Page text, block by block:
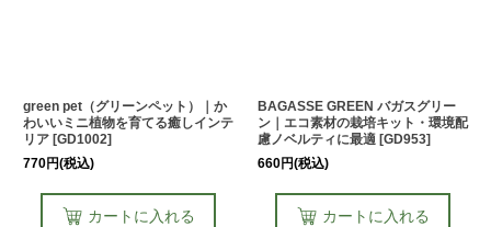
green pet（グリーンペット）｜か
わいいミニ植物を育てる癒しインテ
リア [GD1002]
770円(税込)
カートに入れる
BAGASSE GREEN バガスグリー
ン｜エコ素材の栽培キット・環境配
慮ノベルティに最適 [GD953]
660円(税込)
カートに入れる